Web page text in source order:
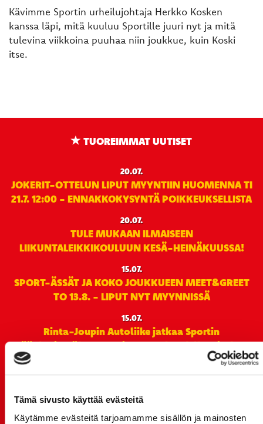
Tämä sivusto käyttää evästeitä
Käytämme evästeitä tarjoamamme sisällön ja mainosten
Kävimme Sportin urheilujohtaja Herkko Kosken
kanssa läpi, mitä kuuluu Sportille juuri nyt ja mitä
tulevina viikkoina puuhaa niin joukkue, kuin Koski
itse.
TUOREIMMAT UUTISET
20.07.
JOKERIT-OTTELUN LIPUT MYYNTIIN HUOMENNA TI
21.7. 12:00 - ENNAKKOKYSYNTÄ POIKKEUKSELLISTA
20.07.
TULE MUKAAN ILMAISEEN
LIIKUNTALEIKKIKOULUUN KESÄ-HEINÄKUUSSA!
15.07.
SPORT-ÄSSÄT JA KOKO JOUKKUEEN MEET&GREET
TO 13.8. - LIPUT NYT MYYNNISSÄ
15.07.
Rinta-Joupin Autoliike jatkaa Sportin
pääyhteistyökumppanina Superkaudella – jatkoa
monikymmenvuotiselle yhteistyölle
Early Bird-lippupaketit nyt myynnissä! - näe
Jokerit-matsi ja useat muut